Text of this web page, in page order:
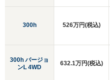
300h
300h バージョ
ンL 4WD
526万円(税込)
632.1万円(税込)